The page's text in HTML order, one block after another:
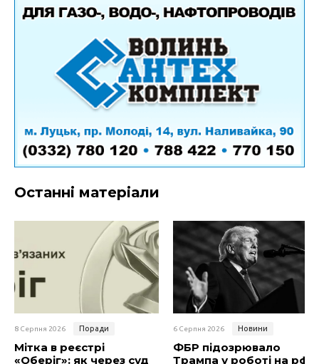
Останні матеріали
8 Серпня 2026 Поради
Мітка в реєстрі
«Оберіг»: як через суд
6 Серпня 2026 Новини
ФБР підозрювало
Трампа у роботі на рф